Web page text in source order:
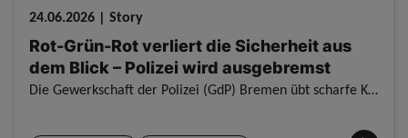
24.06.2026 | Story
Rot-Grün-Rot verliert die Sicherheit aus
dem Blick – Polizei wird ausgebremst
Die Gewerkschaft der Polizei (GdP) Bremen übt scharfe Kritik am Entwurf des neuen Bremischen Versammlungsgesetzes. Der von der rot-grün-roten Koalition vorgelegte Entwurf ist aus Sicht der GdP in zent